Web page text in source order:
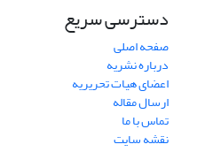
دسترسی سریع
صفحه اصلی
درباره نشریه
اعضای هیات تحریریه
ارسال مقاله
تماس با ما
نقشه سایت